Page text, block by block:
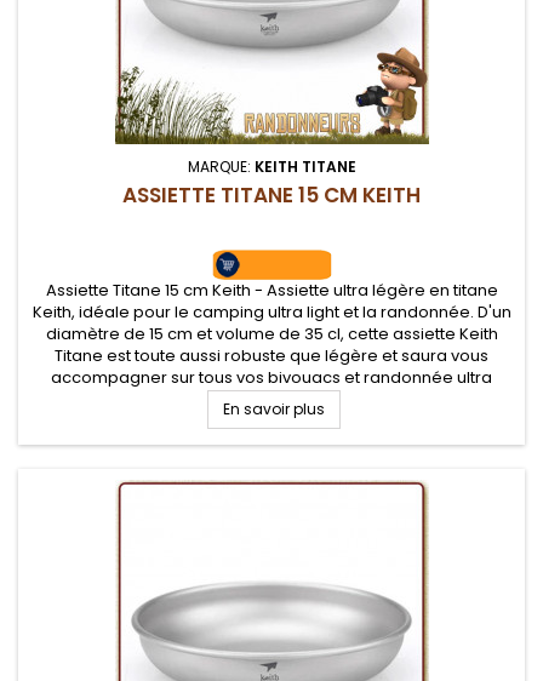
MARQUE: KEITH TITANE
ASSIETTE TITANE 15 CM KEITH
Assiette Titane 15 cm Keith - Assiette ultra légère en titane
Keith, idéale pour le camping ultra light et la randonnée. D'un
diamètre de 15 cm et volume de 35 cl, cette assiette Keith
Titane est toute aussi robuste que légère et saura vous
accompagner sur tous vos bivouacs et randonnée ultra
légère
En savoir plus